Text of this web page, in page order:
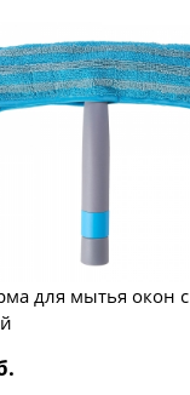
для мытья окон с